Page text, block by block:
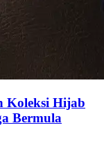
Koleksi Hijab
Bermula